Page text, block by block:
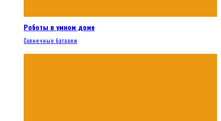
Роботы в умном доме
Солнечные батареи